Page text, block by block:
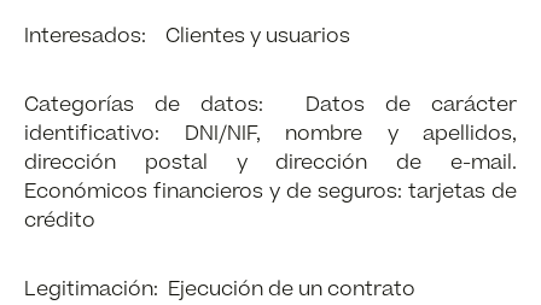
Interesados: Clientes y usuarios
Categorías de datos: Datos de carácter
identificativo: DNI/NIF, nombre y apellidos,
dirección postal y dirección de e-mail.
Económicos financieros y de seguros: tarjetas de
crédito
Legitimación: Ejecución de un contrato